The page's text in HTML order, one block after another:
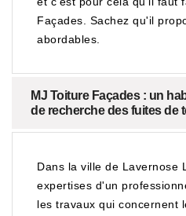
Façades. Sachez qu'il
abordables.
MJ Toiture Façades : un
de recherche des fuites de
Dans la ville de Lavernose
expertises d'un
les travaux qui concernent